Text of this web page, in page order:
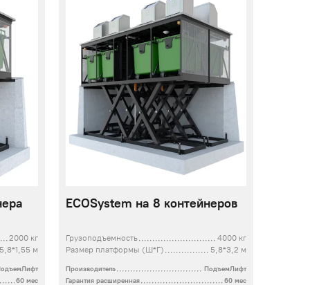
2000 кг
5,8*1,55 м
60 мес
ECOSystem на 8 контейнеров
Грузоподъемность
4000 кг
Размер платформы (Ш*Г)
5,8*3,2 м
Производитель
ПодъемЛифт
Гарантия расширенная
60 мес